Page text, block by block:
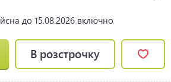
до 15.08.2026 включно
В розстрочку